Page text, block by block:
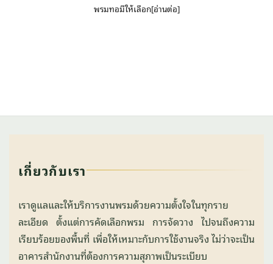
พรมทอมีให้เลือก[อ่านต่อ]
เกี่ยวกับเรา
เราดูแลและให้บริการงานพรมด้วยความตั้งใจในทุกราย
ละเอียด ตั้งแต่การคัดเลือกพรม การจัดวาง ไปจนถึงความ
เรียบร้อยของพื้นที่ เพื่อให้เหมาะกับการใช้งานจริง ไม่ว่าจะเป็น
อาคารสำนักงานที่ต้องการความสุภาพเป็นระเบียบ